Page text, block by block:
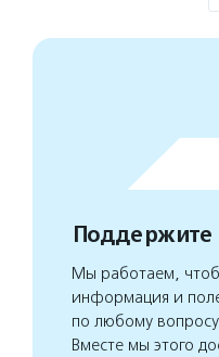
Поддержите
Мы работаем,
информация и
по любому
Вместе мы этого